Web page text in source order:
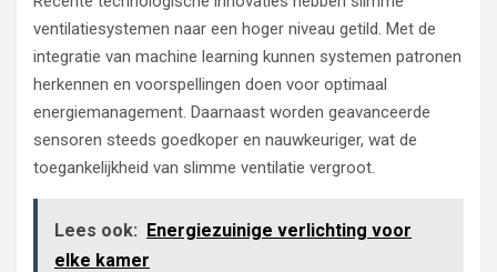
ventilatiesystemen naar een hoger niveau getild. Met de
integratie van machine learning kunnen systemen patronen
herkennen en voorspellingen doen voor optimaal
energiemanagement. Daarnaast worden geavanceerde
sensoren steeds goedkoper en nauwkeuriger, wat de
toegankelijkheid van slimme ventilatie vergroot.
Lees ook: Energiezuinige verlichting voor
elke kamer